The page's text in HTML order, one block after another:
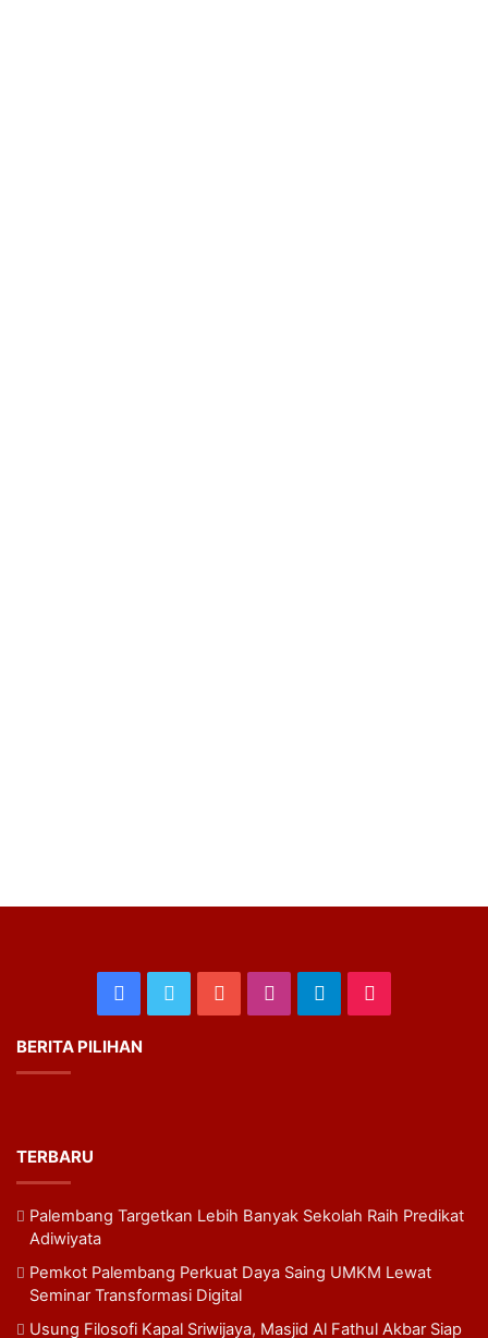
Facebook
Twitter YouTubeInstagram
Telegram
BERITA PILIHAN
TERBARU
Palembang Targetkan Lebih Banyak Sekolah Raih Predikat
Adiwiyata
Pemkot Palembang Perkuat Daya Saing UMKM Lewat
Seminar Transformasi Digital
Usung Filosofi Kapal Sriwijaya, Masjid Al Fathul Akbar Siap